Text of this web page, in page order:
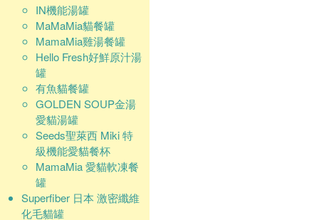
IN機能湯罐
MaMaMia貓餐罐
MamaMia雞湯餐罐
Hello Fresh好鮮原汁湯
罐
有魚貓餐罐
GOLDEN SOUP金湯
愛貓湯罐
Seeds聖萊西 Miki 特
級機能愛貓餐杯
MamaMia 愛貓軟凍餐
罐
Superfiber 日本 激密纖維
化毛貓罐